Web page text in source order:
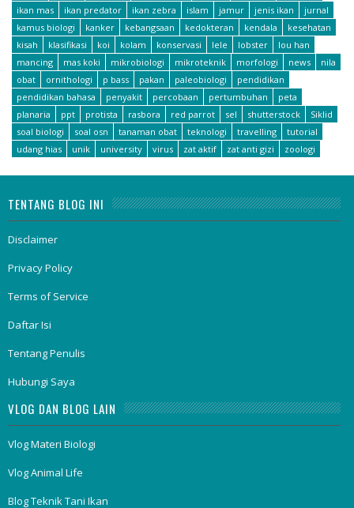
ikan mas
ikan predator ikan zebra islam jamur jenis ikan
jurnal
kamus biologi
kanker kebangsaan kedokteran kendala
kesehatan
kisah
klasifikasi koi kolam konservasi lele lobster
lou han
mancing
mas koki mikrobiologi mikroteknik morfologi news
nila
obat
ornithologi p bass pakan paleobiologi
pendidikan
pendidikan bahasa
penyakit percobaan pertumbuhan
peta
planaria
ppt protista rasbora red parrot sel shutterstock
Siklid
soal biologi
soal osn tanaman obat teknologi travelling
tutorial
udang hias
unik university virus zat aktif zat anti gizi zoologi
TENTANG BLOG INI
Disclaimer
Privacy Policy
Terms of Service
Daftar Isi
Tentang Penulis
Hubungi Saya
VLOG DAN BLOG LAIN
Vlog Materi Biologi
Vlog Animal Life
Blog Teknik Tani Ikan